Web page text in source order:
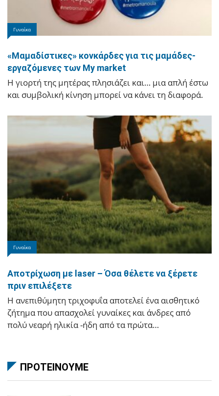
Τετάρτη 15 Ιουλίου 2026 στις 21:30.
Χορήγηση Επιδόματος Παραμεθορίου στους
Πυροσβέστες της Κόνιτσας και του Δελβινακίου
Ιδιαίτερα θετική εξέλιξη για τους άνδρες και τις
γυναίκες του Πυροσβεστικού Σώματος, που
χαρακτηρίζει…
Γυναίκα
«Μαμαδίστικες» κονκάρδες για τις μαμάδες-
εργαζόμενες των My market
Η γιορτή της μητέρας πλησιάζει και… μια απλή έστω
και συμβολική κίνηση μπορεί να κάνει τη διαφορά.
Γυναίκα
Αποτρίχωση με laser – Όσα θέλετε να ξέρετε
πριν επιλέξετε
Η ανεπιθύμητη τριχοφυΐα αποτελεί ένα αισθητικό
ζήτημα που απασχολεί γυναίκες και άνδρες από
πολύ νεαρή ηλικία -ήδη από τα πρώτα…
ΠΡΟΤΕΙΝΟΥΜΕ